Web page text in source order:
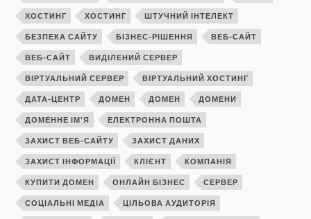
ХОСТИНГ ХОСТИНГ ШТУЧНИЙ ІНТЕЛЕКТ
БЕЗПЕКА САЙТУ БІЗНЕС-РІШЕННЯ ВЕБ-САЙТ
ВЕБ-САЙТ ВИДІЛЕНИЙ СЕРВЕР
ВІРТУАЛЬНИЙ СЕРВЕР ВІРТУАЛЬНИЙ ХОСТИНГ
ДАТА-ЦЕНТР ДОМЕН ДОМЕН ДОМЕНИ
ДОМЕННЕ ІМ'Я ЕЛЕКТРОННА ПОШТА
ЗАХИСТ ВЕБ-САЙТУ ЗАХИСТ ДАНИХ
ЗАХИСТ ІНФОРМАЦІЇ КЛІЄНТ КОМПАНІЯ
КУПИТИ ДОМЕН ОНЛАЙН БІЗНЕС СЕРВЕР
СОЦІАЛЬНІ МЕДІА ЦІЛЬОВА АУДИТОРІЯ